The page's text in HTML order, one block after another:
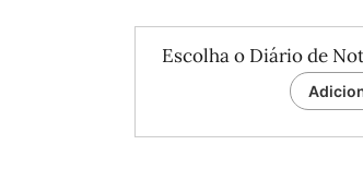
Escolha o Diário de